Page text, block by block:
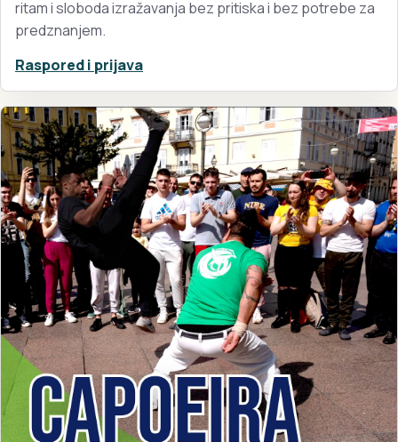
ritam i sloboda izražavanja bez pritiska i bez potrebe za
predznanjem.
Raspored i prijava